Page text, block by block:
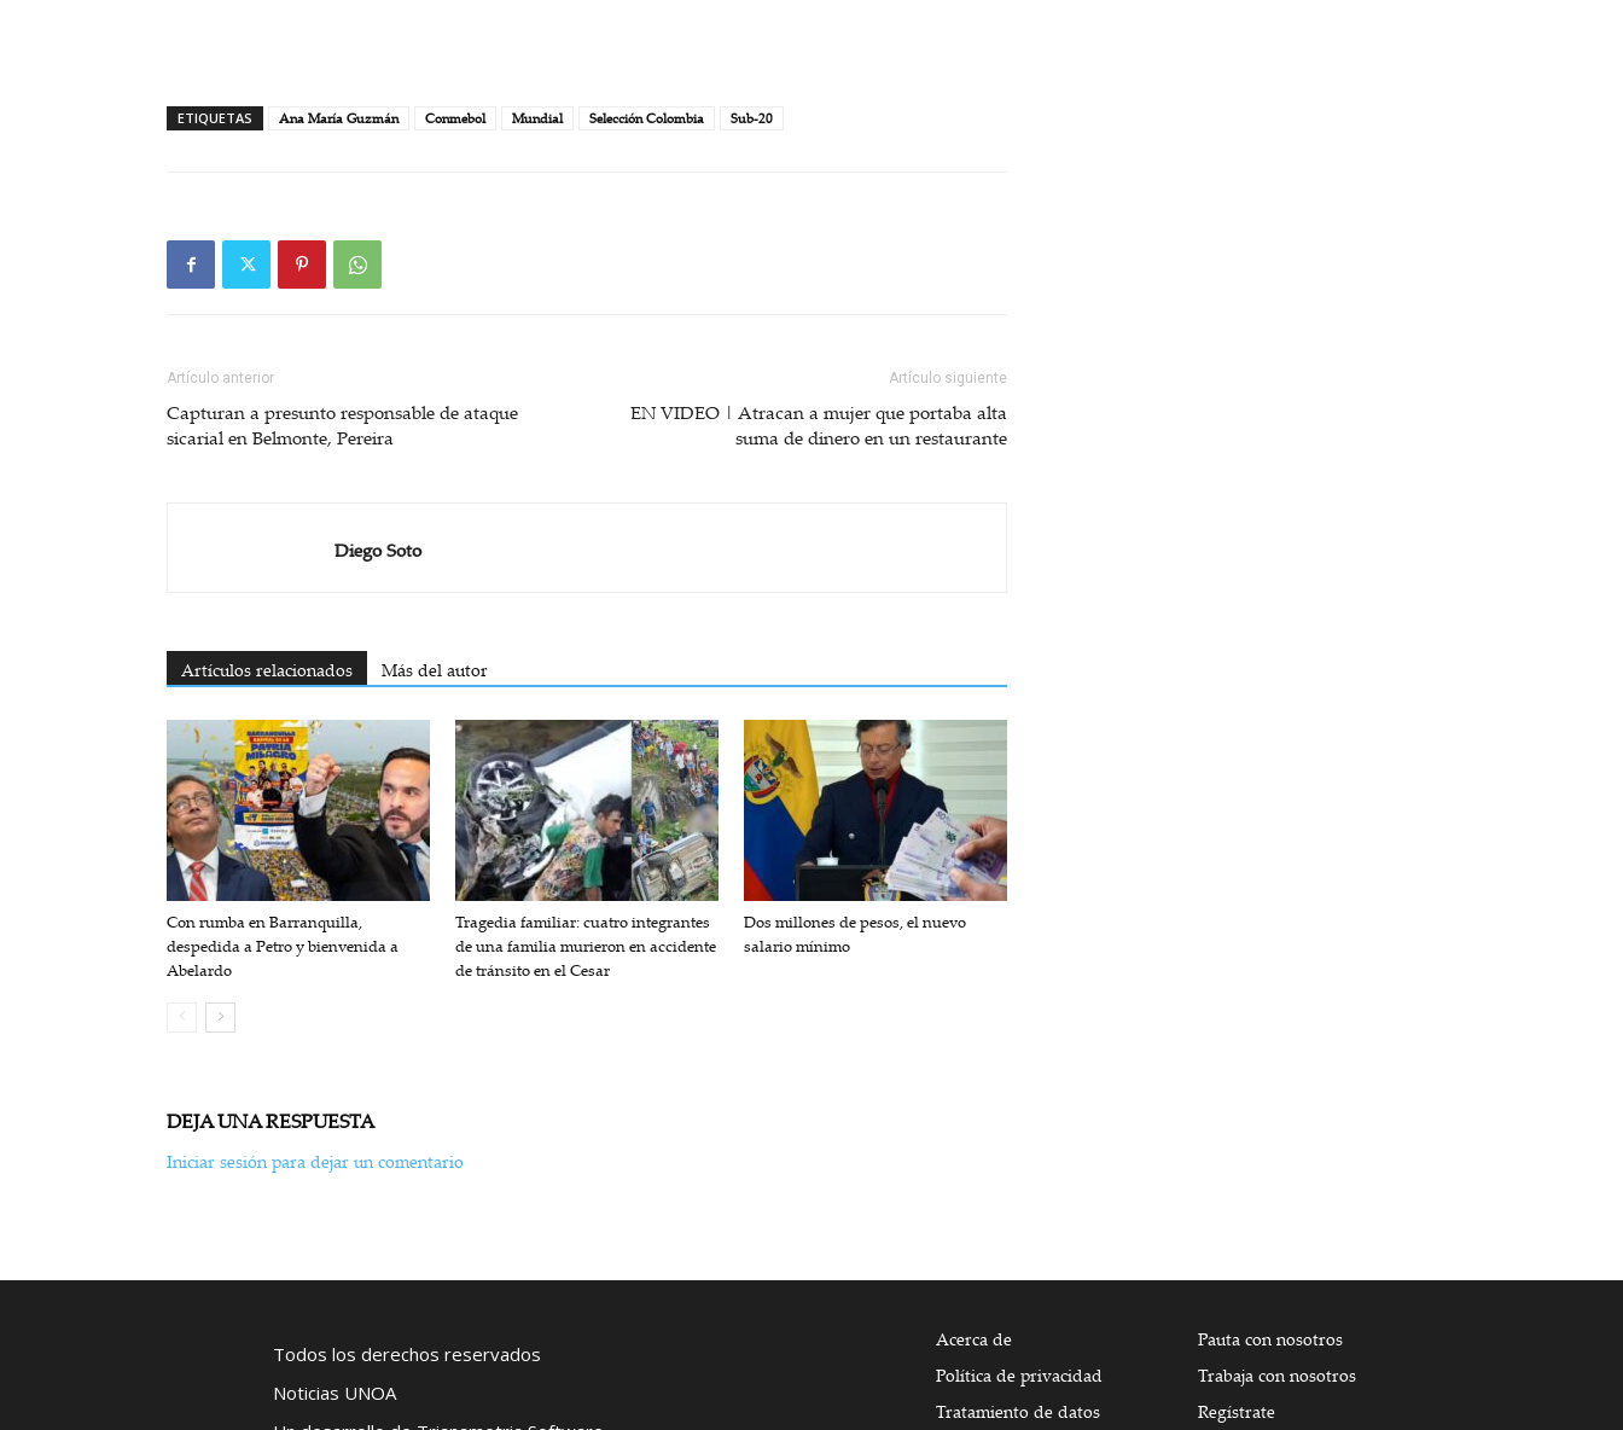
ETIQUETAS Ana María Guzmán Conmebol Mundial Selección Colombia Sub-20
Artículo anterior
Capturan a presunto responsable de ataque
sicarial en Belmonte, Pereira
Artículo siguiente
EN VIDEO | Atracan a mujer que portaba alta
suma de dinero en un restaurante
Diego Soto
Artículos relacionados Más del autor
Con rumba en Barranquilla,
despedida a Petro y bienvenida a
Abelardo
Tragedia familiar: cuatro integrantes
de una familia murieron en accidente
de tránsito en el Cesar
Dos millones de pesos, el nuevo
salario mínimo
DEJA UNA RESPUESTA
Iniciar sesión para dejar un comentario
Todos los derechos reservados
Noticias UNOA
Acerca de
Política de privacidad
Tratamiento de datos
Pauta con nosotros
Trabaja con nosotros
Regístrate